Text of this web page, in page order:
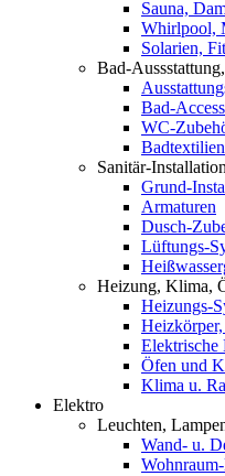
Sauna,
Whirlpool,
Solarien,
Bad-
Bad-
WC-
Badtextilien
Sanitär-Installation
Grund-
Armaturen
Dusch-
Lüftungs-
Heizung, Klima,
Heizungs-
Elektrische
Öfen und
Klima u.
Elektro
Leuchten,
Wand- u.